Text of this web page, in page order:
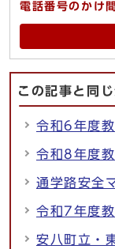
電話番号のかけ
この記事と同
令和6年度
令和8年度
通学路安全
令和7年度
安八町立・